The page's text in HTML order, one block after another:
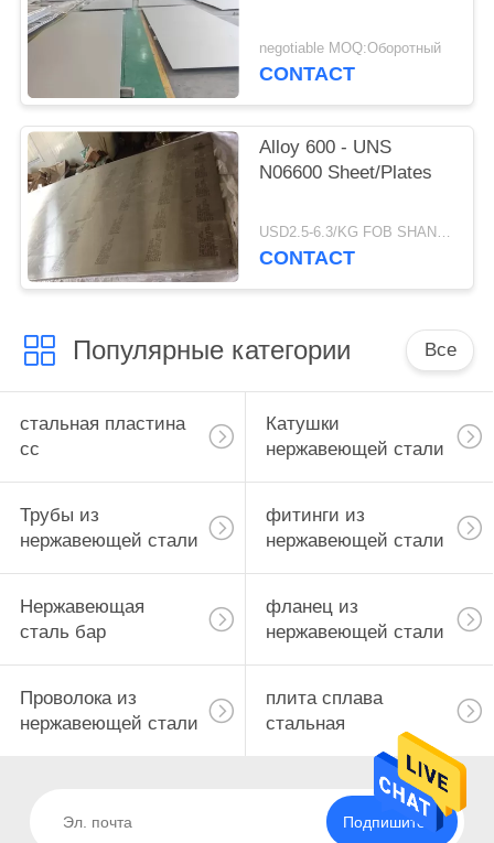
negotiable MOQ:Оборотный
CONTACT
Alloy 600 - UNS
N06600 Sheet/Plates
USD2.5-6.3/KG FOB SHANGHAI MOQ:500kg
CONTACT
Популярные категории Все
стальная пластина
сс
Катушки
нержавеющей стали
Трубы из
нержавеющей стали
фитинги из
нержавеющей стали
Нержавеющая
сталь бар
фланец из
нержавеющей стали
Проволока из
нержавеющей стали
плита сплава
стальная
Подпишитесь